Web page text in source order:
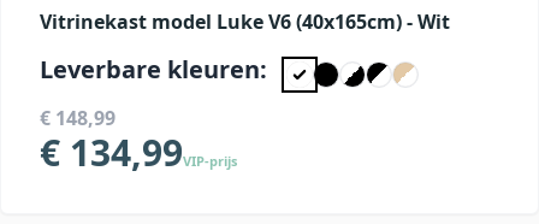
Vitrinekast model Luke V6 (40x165cm) - Wit
Leverbare kleuren:
€ 148,99
€ 134,99VIP-prijs